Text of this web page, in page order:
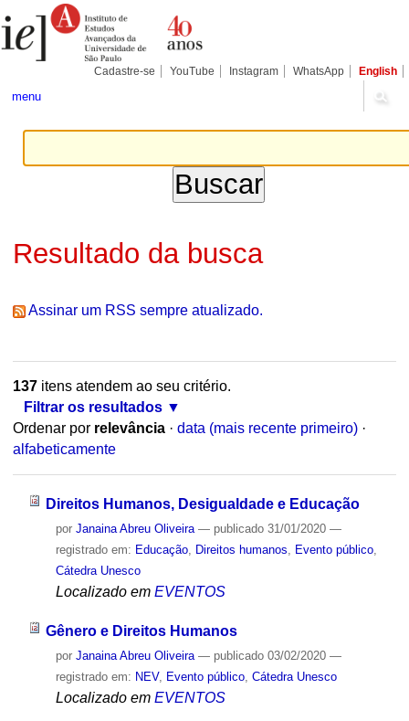
para
conteúdo.
Pessoais
Cadastre-se YouTube Instagram WhatsApp English
menu
Resultado da busca
Assinar um RSS sempre atualizado.
137itens atendem ao seu critério.
Filtrar os resultados
Ordenar por relevância · data (mais recente primeiro) ·
alfabeticamente
Direitos Humanos, Desigualdade e Educação
por Janaina Abreu Oliveira — publicado31/01/2020 —
registrado em: Educação, Direitos humanos Evento público,
Cátedra Unesco
Localizado em EVENTOS
Gênero e Direitos Humanos
por Janaina Abreu Oliveira — publicado03/02/2020 —
registrado em: NEV, Evento público, Cátedra Unesco
Localizado em EVENTOS